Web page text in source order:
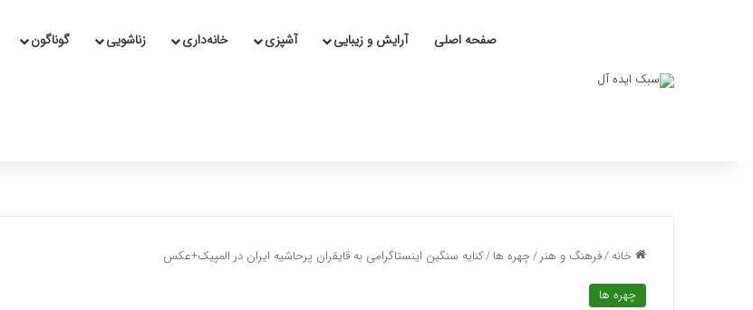
صفحه اصلی آرایش و زیبایی آشپزی خانه‌داری زناشویی گوناگون
خانه/فرهنگ و هنر/چهره ها/کنایه سنگین اینستاگرامی به قایقران پرحاشیه ایران در المپیک+عکس
چهره ها